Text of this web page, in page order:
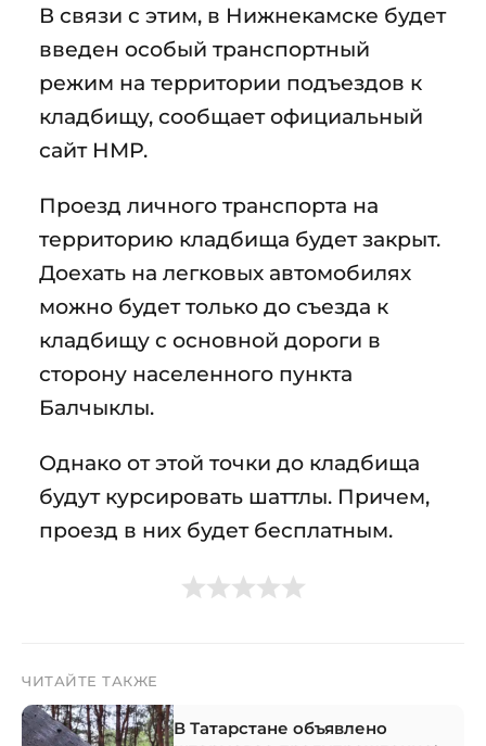
В связи с этим, в Нижнекамске будет
введен особый транспортный
режим на территории подъездов к
кладбищу, сообщает официальный
сайт НМР.
Проезд личного транспорта на
территорию кладбища будет закрыт.
Доехать на легковых автомобилях
можно будет только до съезда к
кладбищу с основной дороги в
сторону населенного пункта
Балчыклы.
Однако от этой точки до кладбища
будут курсировать шаттлы. Причем,
проезд в них будет бесплатным.
ЧИТАЙТЕ ТАКЖЕ
В Татарстане объявлено